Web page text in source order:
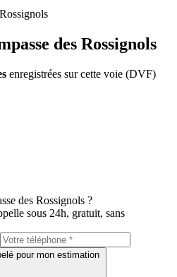
des Rossignols
enregistrées sur cette voie (DVF)
des Rossignols ?
sous 24h, gratuit, sans
pour mon estimation